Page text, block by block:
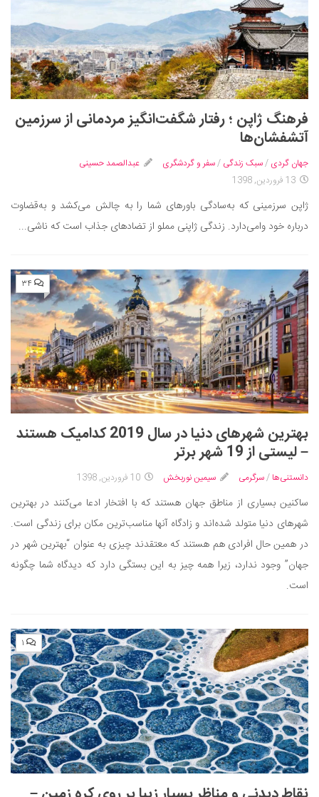
فرهنگ ژاپن ؛ رفتار شگفت‌انگیز مردمانی از سرزمین
آتشفشان‌ها
جهان گردی /سبک زندگی /سفر و گردشگری
عبدالصمد حسینی
13 فروردین, 1398
ژاپن سرزمینی که به‌سادگی باورهای شما را به چالش می‌کشد و به‌قضاوت
درباره خود وامی‌دارد. زندگی ژاپنی مملو از تضادهای جذاب است که ناشی...
۳۴
بهترین شهرهای دنیا در سال 2019 کدامیک هستند
– لیستی از 19 شهر برتر
دانستنی‌ها /سرگرمی سیمین نوربخش 10 فروردین, 1398
ساکنین بسیاری از مناطق جهان هستند که با افتخار ادعا می‌کنند در بهترین
شهرهای دنیا متولد شده‌اند و زادگاه آنها مناسب‌ترین مکان برای زندگی است.
در همین حال افرادی هم هستند که معتقدند چیزی به عنوان “بهترین شهر در
جهان” وجود ندارد، زیرا همه چیز به این بستگی دارد که دیدگاه شما چگونه
است.
۱